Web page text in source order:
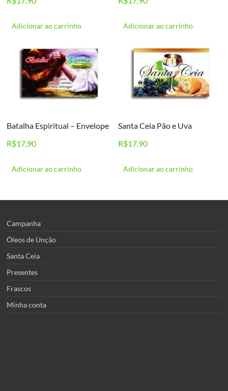
Adicionar ao carrinho Adicionar ao carrinho
Batalha Espiritual – Envelope
R$17,90
Adicionar ao carrinho
Santa Ceia Pão e Uva
R$17,90
Adicionar ao carrinho
Campanha
Óleos de Unção
Santa Ceia
Presentes
Frascos
Minha conta